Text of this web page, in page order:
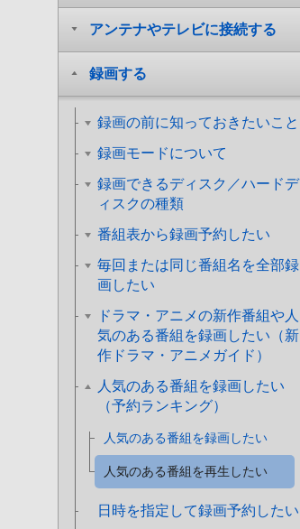
アンテナやテレビに接続する
録画する
録画の前に知っておきたいこと
録画モードについて
録画できるディスク／ハードデ
ィスクの種類
番組表から録画予約したい
毎回または同じ番組名を全部録
画したい
ドラマ・アニメの新作番組や人
気のある番組を録画したい（新
作ドラマ・アニメガイド）
人気のある番組を録画したい
（予約ランキング）
人気のある番組を録画したい
人気のある番組を再生したい
日時を指定して録画予約したい